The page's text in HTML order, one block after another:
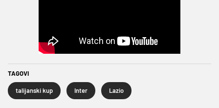
TAGOVI
talijanski kup Inter Lazio